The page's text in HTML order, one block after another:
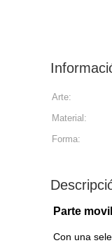
Arte:
Material:
Forma:
Parte
Con una